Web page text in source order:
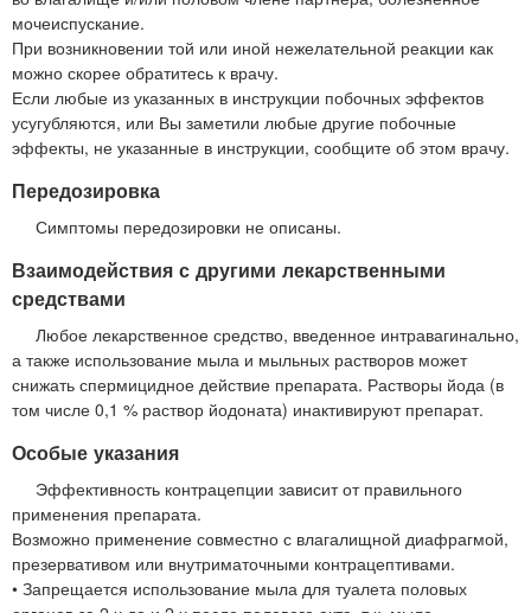
мочеиспускание.
При возникновении той или иной нежелательной реакции как
можно скорее обратитесь к врачу.
Если любые из указанных в инструкции побочных эффектов
усугубляются, или Вы заметили любые другие побочные
эффекты, не указанные в инструкции, сообщите об этом врачу.
Передозировка
Симптомы передозировки не описаны.
Взаимодействия с другими лекарственными
средствами
Любое лекарственное средство, введенное интравагинально,
а также использование мыла и мыльных растворов может
снижать спермицидное действие препарата. Растворы йода (в
том числе 0,1 % раствор йодоната) инактивируют препарат.
Особые указания
Эффективность контрацепции зависит от правильного
применения препарата.
Возможно применение совместно с влагалищной диафрагмой,
презервативом или внутриматочными контрацептивами.
• Запрещается использование мыла для туалета половых